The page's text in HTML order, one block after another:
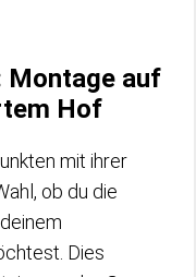
Montage auf
Hof
mit ihrer
ob du die
Dies